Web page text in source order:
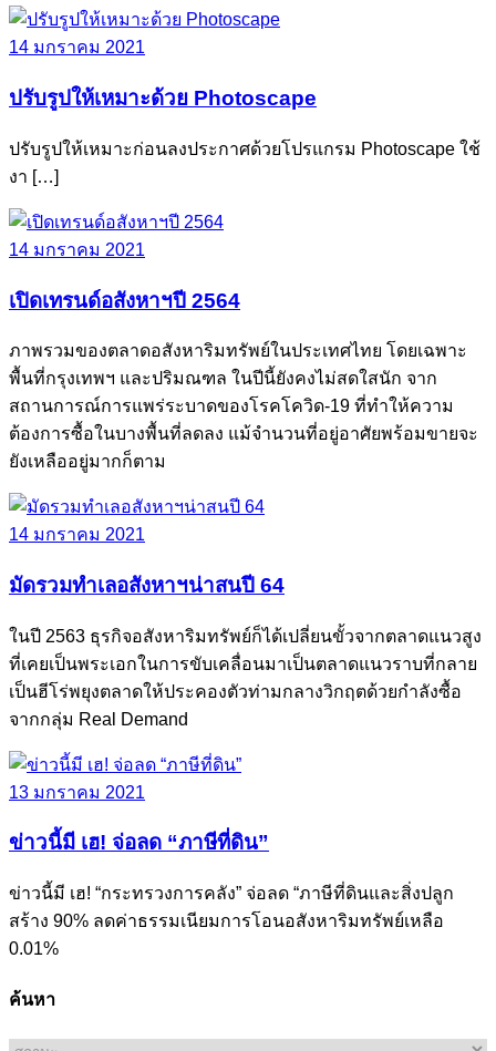
14 มกราคม 2021
ปรับรูปให้เหมาะด้วย Photoscape
ปรับรูปให้เหมาะก่อนลงประกาศด้วยโปรแกรม Photoscape ใช้
งา […]
14 มกราคม 2021
เปิดเทรนด์อสังหาฯปี 2564
ภาพรวมของตลาดอสังหาริมทรัพย์ในประเทศไทย โดยเฉพาะ
พื้นที่กรุงเทพฯ และปริมณฑล ในปีนี้ยังคงไม่สดใสนัก จาก
สถานการณ์การแพร่ระบาดของโรคโควิด-19 ที่ทำให้ความ
ต้องการซื้อในบางพื้นที่ลดลง แม้จำนวนที่อยู่อาศัยพร้อมขายจะ
ยังเหลืออยู่มากก็ตาม
14 มกราคม 2021
มัดรวมทำเลอสังหาฯน่าสนปี 64
ในปี 2563 ธุรกิจอสังหาริมทรัพย์ก็ได้เปลี่ยนขั้วจากตลาดแนวสูง
ที่เคยเป็นพระเอกในการขับเคลื่อนมาเป็นตลาดแนวราบที่กลาย
เป็นฮีโร่พยุงตลาดให้ประคองตัวท่ามกลางวิกฤตด้วยกำลังซื้อ
จากกลุ่ม Real Demand
13 มกราคม 2021
ข่าวนี้มี เฮ! จ่อลด “ภาษีที่ดิน”
ข่าวนี้มี เฮ! “กระทรวงการคลัง” จ่อลด “ภาษีที่ดินและสิ่งปลูก
สร้าง 90% ลดค่าธรรมเนียมการโอนอสังหาริมทรัพย์เหลือ
0.01%
ค้นหา